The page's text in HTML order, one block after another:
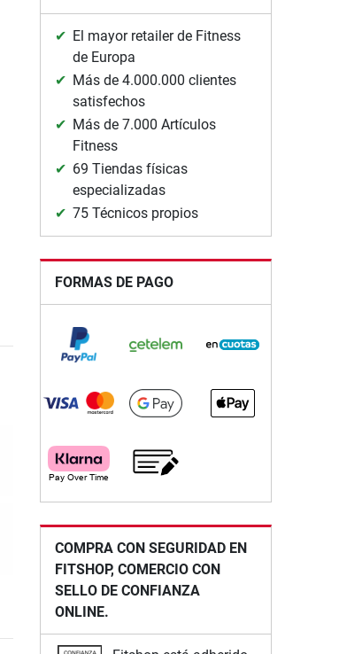
El mayor retailer de Fitness
de Europa
Más de 4.000.000 clientes
satisfechos
Más de 7.000 Artículos
Fitness
69 Tiendas físicas
especializadas
75 Técnicos propios
FORMAS DE PAGO
COMPRA CON SEGURIDAD EN
FITSHOP, COMERCIO CON
SELLO DE CONFIANZA
ONLINE.